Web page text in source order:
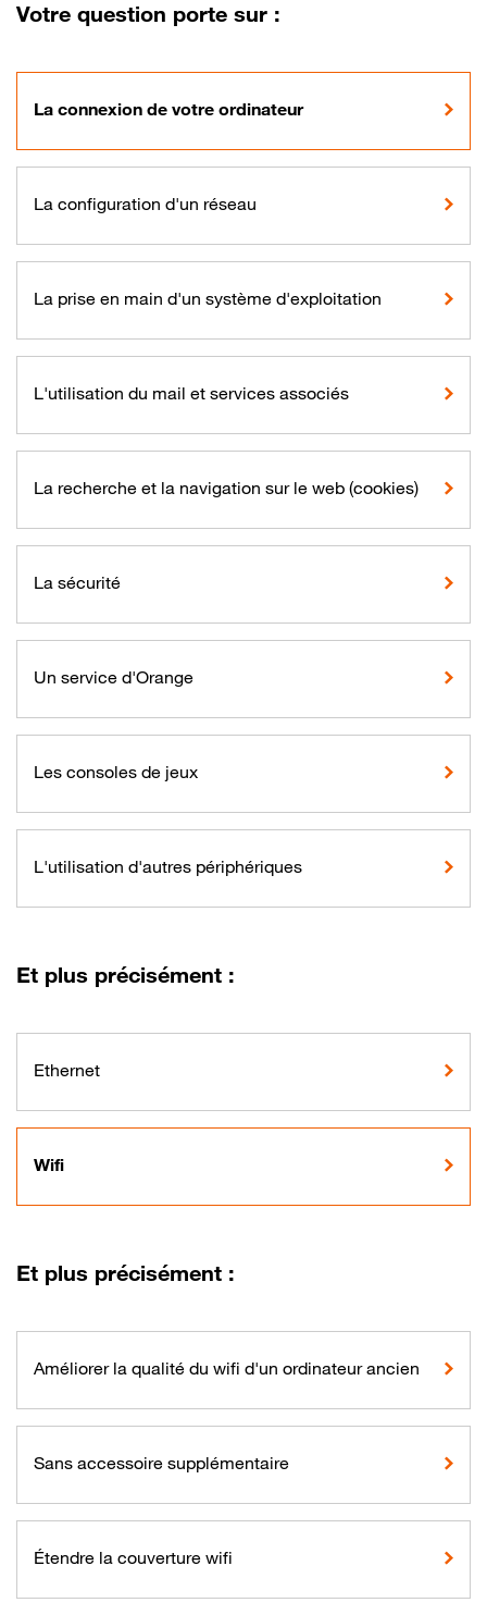
Votre question porte sur :
La connexion de votre ordinateur
La configuration d'un réseau
La prise en main d'un système d'exploitation
L'utilisation du mail et services associés
La recherche et la navigation sur le web (cookies)
La sécurité
Un service d'Orange
Les consoles de jeux
L'utilisation d'autres périphériques
Et plus précisément :
Ethernet
Wifi
Et plus précisément :
Améliorer la qualité du wifi d'un ordinateur ancien
Sans accessoire supplémentaire
Étendre la couverture wifi